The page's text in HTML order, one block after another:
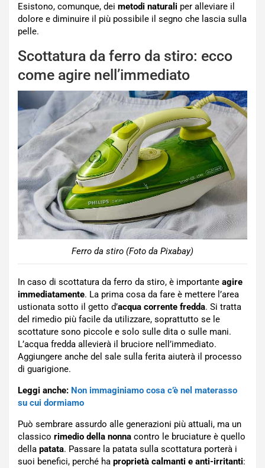
Esistono, comunque, dei metodi naturali per alleviare il
dolore e diminuire il più possibile il segno che lascia sulla
pelle.
Scottatura da ferro da stiro: ecco
come agire nell’immediato
Ferro da stiro (Foto da Pixabay)
In caso di scottatura da ferro da stiro, è importante agire
immediatamente. La prima cosa da fare è mettere l’area
ustionata sotto il getto d’acqua corrente fredda. Si tratta
del rimedio più facile da utilizzare, soprattutto se le
scottature sono piccole e solo sulle dita o sulle mani.
L’acqua fredda allevierà il bruciore nell’immediato.
Aggiungere anche del sale sulla ferita aiuterà il processo
di guarigione.
Leggi anche: Non immaginiamo cosa c’è nel materasso
su cui dormiamo
Può sembrare assurdo alle generazioni più attuali, ma un
classico rimedio della nonna contro le bruciature è quello
della patata. Passare la patata sulla scottatura porterà i
suoi benefici, perché ha proprietà calmanti e anti-irritanti: